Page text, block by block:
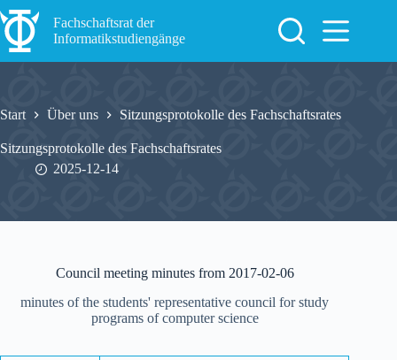
Zum
Inhalt
springen
Fachschaftsrat der
Informatikstudiengänge
Start Über uns Sitzungsprotokolle des Fachschaftsrates
Sitzungsprotokolle des Fachschaftsrates
2025-12-14
Council meeting minutes from 2017-02-06
minutes of the students' representative council for study
programs of computer science